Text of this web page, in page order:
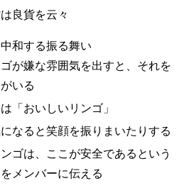
良貨を云々
和する振る舞い
が嫌な雰囲気を出すと、それを
いる
「おいしいリンゴ」
なると笑顔を振りまいたりする
ゴは、ここが安全であるという
メンバーに伝える